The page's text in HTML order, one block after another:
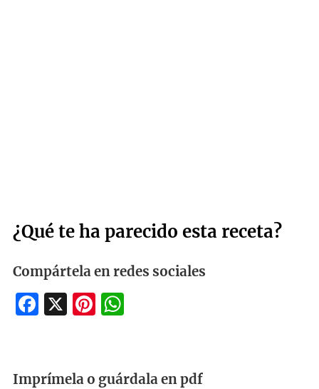
¿Qué te ha parecido esta receta?
Compártela en redes sociales
Facebook
X Pinterest
WhatsApp
Imprímela o guárdala en pdf